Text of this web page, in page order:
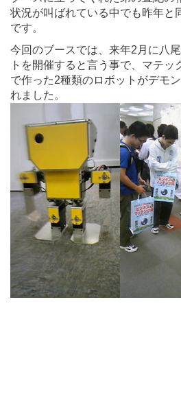
状況が叫ばれている中でも昨年と
です。
今回のブースでは、来年2月に八
トを開催すると言う事で、マテッ
で作った2種類のロボットがデモ
れました。